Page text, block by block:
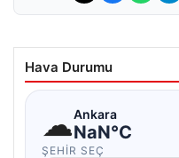
Hava Durumu
☁Ankara
NaN°C
ŞEHIR SEÇ